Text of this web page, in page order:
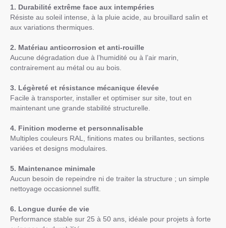
1. Durabilité extrême face aux intempéries
Résiste au soleil intense, à la pluie acide, au brouillard salin et
aux variations thermiques.
2. Matériau anticorrosion et anti-rouille
Aucune dégradation due à l’humidité ou à l’air marin,
contrairement au métal ou au bois.
3. Légèreté et résistance mécanique élevée
Facile à transporter, installer et optimiser sur site, tout en
maintenant une grande stabilité structurelle.
4. Finition moderne et personnalisable
Multiples couleurs RAL, finitions mates ou brillantes, sections
variées et designs modulaires.
5. Maintenance minimale
Aucun besoin de repeindre ni de traiter la structure ; un simple
nettoyage occasionnel suffit.
6. Longue durée de vie
Performance stable sur 25 à 50 ans, idéale pour projets à forte